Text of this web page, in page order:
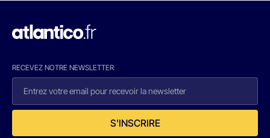
RECEVEZ NOTRE NEWSLETTER
S'INSCRIRE